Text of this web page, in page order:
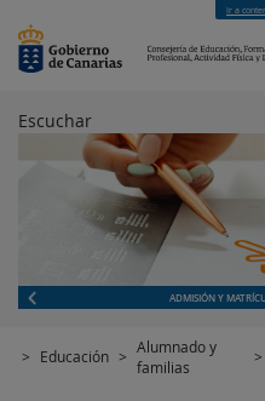
Ir a
EDUCACIÓN
CUALIFICACIONES
Escuchar
ADMISIÓN Y
> Educación > Alumnado y
familias
>